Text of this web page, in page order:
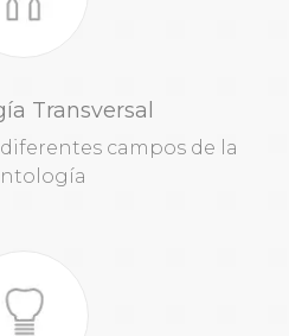
Transversal
campos de la